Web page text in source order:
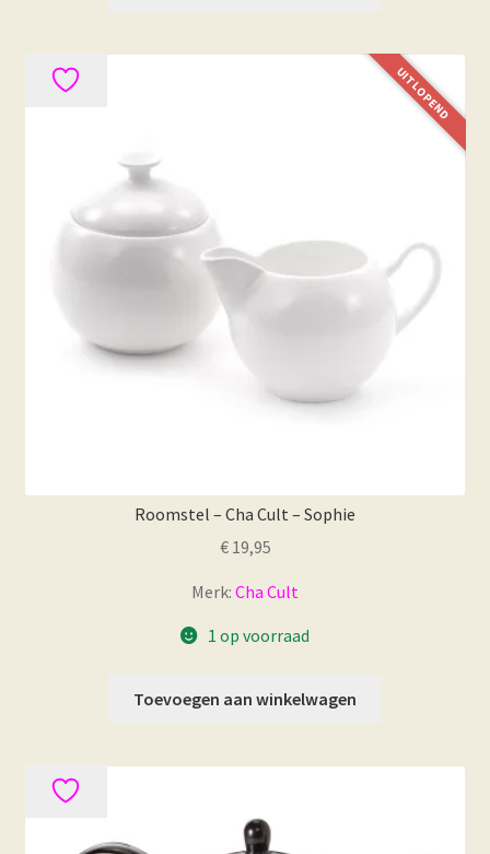
UITLOPEND
Roomstel – Cha Cult – Sophie
€19,95
Merk: Cha Cult
1 op voorraad
Toevoegen aan winkelwagen